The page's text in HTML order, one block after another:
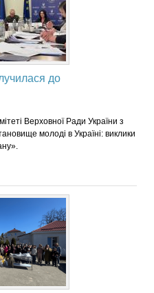
до
Верховної Ради України з
молоді в Україні: виклики